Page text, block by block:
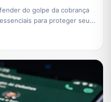
do golpe da cobrança
para proteger seus